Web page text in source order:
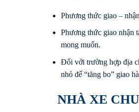
Phương thức giao –
Phương thức giao nhận
mong muốn.
Đối với trường hợp địa
nhỏ để “tăng bo” giao
NHÀ XE